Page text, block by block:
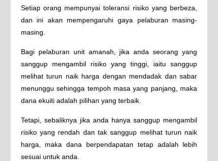
Setiap orang mempunyai toleransi risiko yang berbeza,
dan ini akan mempengaruhi gaya pelaburan masing-
masing.
Bagi pelaburan unit amanah, jika anda seorang yang
sanggup mengambil risiko yang tinggi, iaitu sanggup
melihat turun naik harga dengan mendadak dan sabar
menunggu sehingga tempoh masa yang panjang, maka
dana ekuiti adalah pilihan yang terbaik.
Tetapi, sebaliknya jika anda hanya sanggup mengambil
risiko yang rendah dan tak sanggup melihat turun naik
harga, maka dana berpendapatan tetap adalah lebih
sesuai untuk anda.